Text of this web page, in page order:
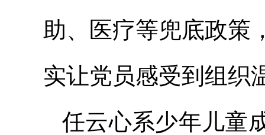
助、医疗等兜底政策
实让党员感受到组织
任云心系少年儿童